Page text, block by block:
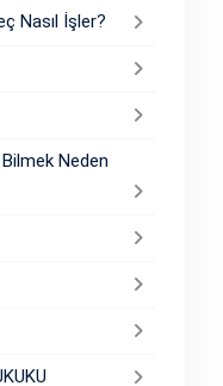
Nasıl İşler?
Bilmek Neden